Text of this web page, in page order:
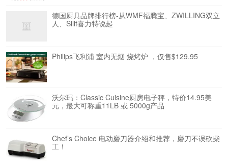
德国厨具品牌排行榜-从WMF福腾宝、ZWILLING双立
人、Silit喜力特说起
Philips飞利浦 室内无烟 烧烤炉 ，仅售$129.95
沃尔玛：Classic Cuisine厨房电子秤，特价14.95美
元，最大可称重11LB 或 5000g产品
Chef’s Choice 电动磨刀器介绍和推荐，磨刀不误砍柴
工！